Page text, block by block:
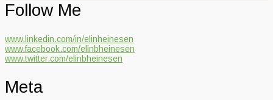
Follow Me
www.linkedin.com/in/elinheinesen
www.facebook.com/elinbheinesen
www.twitter.com/elinbheinesen
Meta